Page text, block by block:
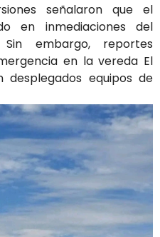
señalaron que el
en inmediaciones del
Sin embargo, reportes
en la vereda El
desplegados equipos de